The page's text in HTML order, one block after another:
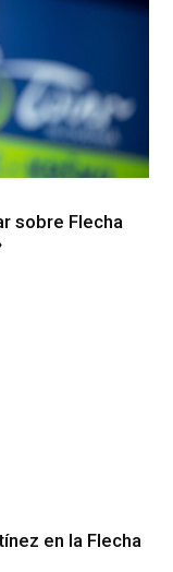
sobre Flecha
en la Flecha